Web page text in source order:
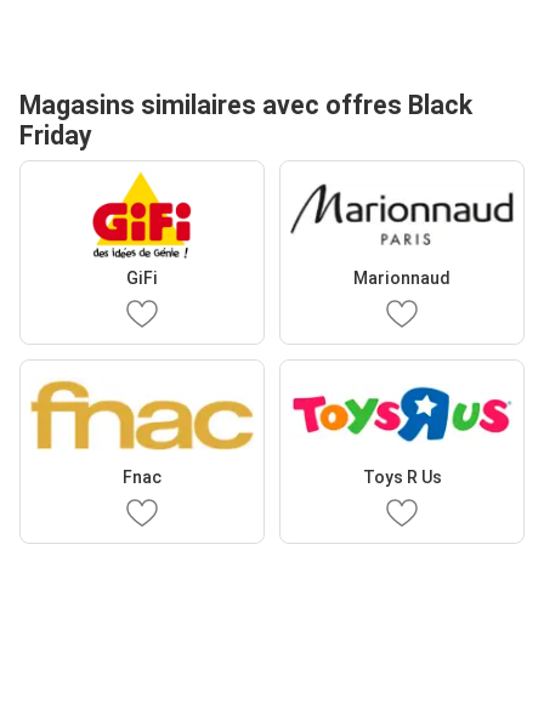
Magasins similaires avec offres Black
Friday
GiFi Marionnaud
Fnac Toys R Us